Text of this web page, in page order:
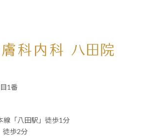
1番
線「八田駅」徒歩1分
徒歩2分